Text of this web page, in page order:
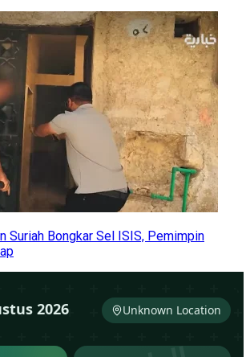
Suriah Bongkar Sel ISIS, Pemimpin